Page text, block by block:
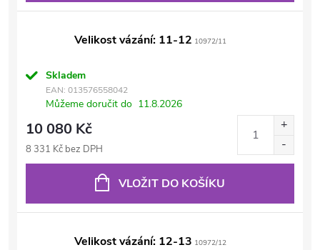
Velikost vázání: 11-12 10972/11
Skladem
EAN: 013576558042
Můžeme doručit do 11.8.2026
10 080 Kč
8 331 Kč bez DPH
VLOŽIT DO KOŠÍKU
Velikost vázání: 12-13 10972/12